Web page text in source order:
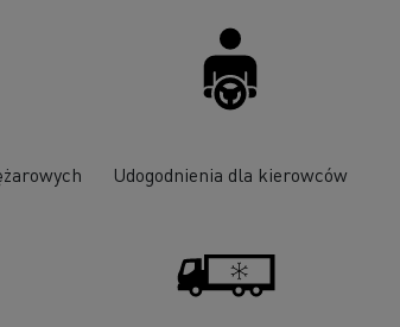
Udogodnienia dla kierowców